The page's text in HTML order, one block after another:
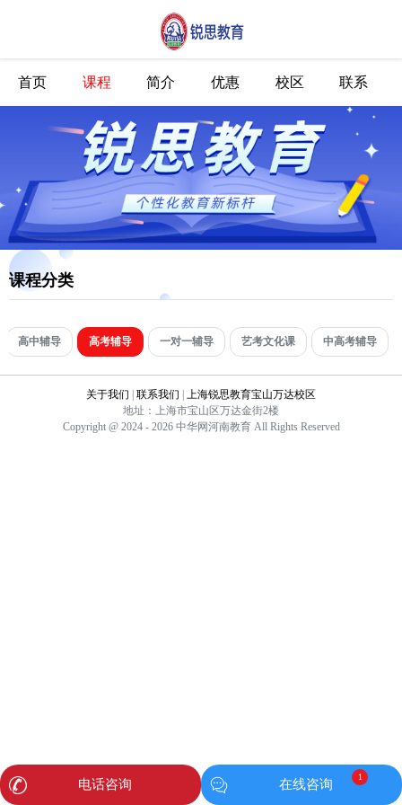
首页 课程 简介 优惠 校区 联系
课程分类
高中辅导 高考辅导 一对一辅导 艺考文化课 中高考辅导
关于我们 联系我们
上海锐思教育宝山万达校区
地址：上海市宝山区万达金街2楼
Copyright @ 2024 - 2026 中华网河南教育 All Rights Reserved
电话咨询 在线咨询
1